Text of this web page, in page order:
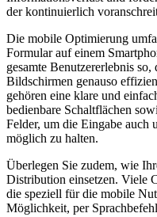
der kontinuierlich
Die mobile Optimierung
Formular auf einem
gesamte Benutzererlebnis so,
Bildschirmen genauso
gehören eine klare und
bedienbare Schaltflächen
Felder, um die Eingabe auch
möglich zu halten.
Überlegen Sie zudem, wie
Distribution einsetzen. Viele
die speziell für die mobile
Möglichkeit, per